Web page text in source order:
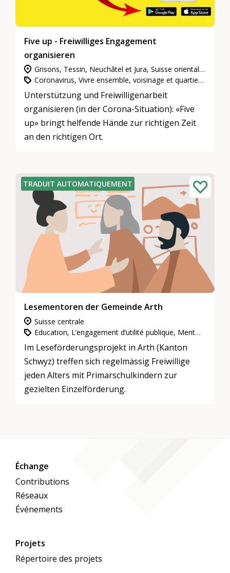
Five up - Freiwilliges Engagement
organisieren
Grisons, Tessin, Neuchâtel et Jura, Suisse orientale, Vaud et Fribourg, Valais, Suisse centrale, Berne et Soleure, Zurich, Genève, Suisse du Nord-Ouest
Coronavirus, Vivre ensemble, voisinage et quartiers, L’engagement d’utilité publique
Unterstützung und Freiwilligenarbeit
organisieren (in der Corona-Situation): «Five
up» bringt helfende Hände zur richtigen Zeit
an den richtigen Ort.
TRADUIT AUTOMATIQUEMENT
Lesementoren der Gemeinde Arth
Suisse centrale
Education, L’engagement d’utilité publique, Mentoring
Im Leseförderungsprojekt in Arth (Kanton
Schwyz) treffen sich regelmässig Freiwillige
jeden Alters mit Primarschulkindern zur
gezielten Einzelförderung.
Échange
Contributions
Réseaux
Événements
Projets
Répertoire des projets